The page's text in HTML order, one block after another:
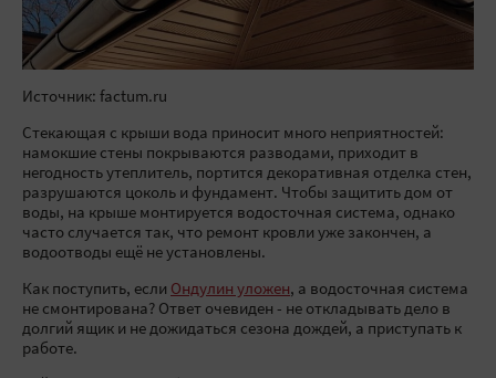
Источник: factum.ru
Стекающая с крыши вода приносит много неприятностей:
намокшие стены покрываются разводами, приходит в
негодность утеплитель, портится декоративная отделка стен,
разрушаются цоколь и фундамент. Чтобы защитить дом от
воды, на крыше монтируется водосточная система, однако
часто случается так, что ремонт кровли уже закончен, а
водоотводы ещё не установлены.
Как поступить, если Ондулин уложен, а водосточная система
не смонтирована? Ответ очевиден - не откладывать дело в
долгий ящик и не дожидаться сезона дождей, а приступать к
работе.